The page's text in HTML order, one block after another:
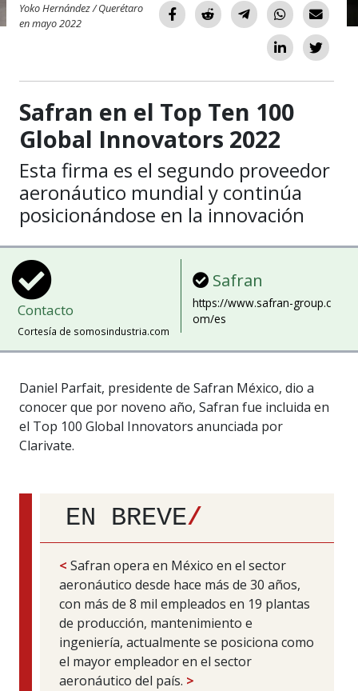
Yoko Hernández / Querétaro
en mayo 2022
Safran en el Top Ten 100
Global Innovators 2022
Esta firma es el segundo proveedor
aeronáutico mundial y continúa
posicionándose en la innovación
Contacto
Cortesía de somosindustria.com
Safran
https://www.safran-group.c
om/es
Daniel Parfait, presidente de Safran México, dio a
conocer que por noveno año, Safran fue incluida en
el Top 100 Global Innovators anunciada por
Clarivate.
EN BREVE/
< Safran opera en México en el sector
aeronáutico desde hace más de 30 años,
con más de 8 mil empleados en 19 plantas
de producción, mantenimiento e
ingeniería, actualmente se posiciona como
el mayor empleador en el sector
aeronáutico del país. >